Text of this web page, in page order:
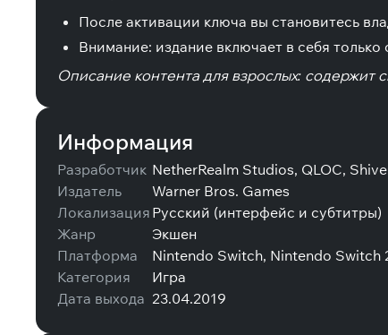
После активации ключа вы становитесь
Внимание: издание включает в себя
Описание контента для взрослых: содержит
Информация
Разработчик NetherRealm Studios, QLOC,
Издатель
Warner Bros. Games
Локализация Русский (интерфейс и субтитры)
Жанр
Экшен
Платформа
Nintendo Switch, Nintendo Switch
Категория
Игра
Дата выхода 23.04.2019